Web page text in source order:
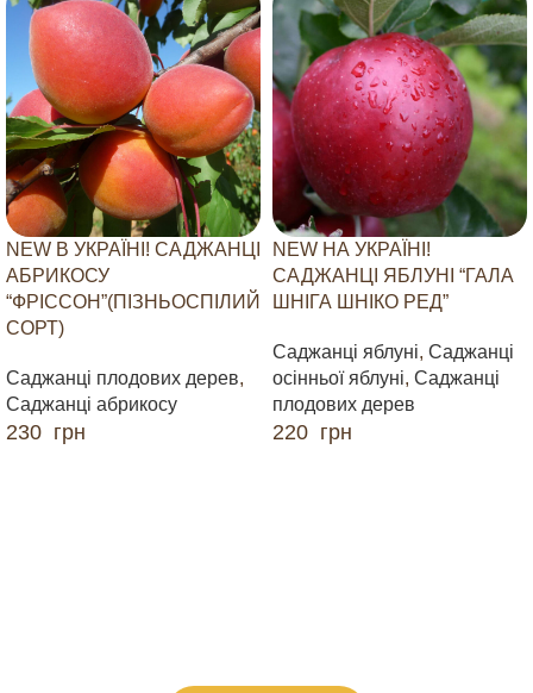
NEW В УКРАЇНІ! САДЖАНЦІ
АБРИКОСУ
“ФРІССОН”(ПІЗНЬОСПІЛИЙ
СОРТ)
Саджанці плодових дерев,
Саджанці абрикосу
230 грн
NEW НА УКРАЇНІ!
САДЖАНЦІ ЯБЛУНІ “ГАЛА
ШНІГА ШНІКО РЕД”
Саджанці яблуні, Саджанці
осінньої яблуні, Саджанці
плодових дерев
220 грн